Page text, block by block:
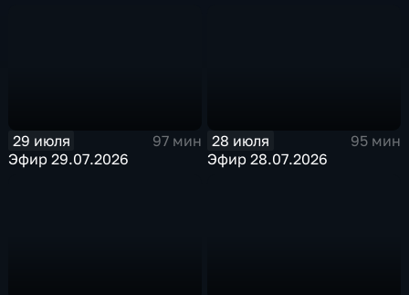
29 июля
97 мин
Эфир 29.07.2026
28 июля
95 мин
Эфир 28.07.2026